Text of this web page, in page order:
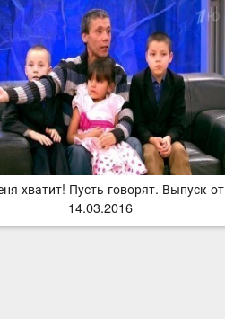
хватит! Пусть говорят. Выпуск от
14.03.2016